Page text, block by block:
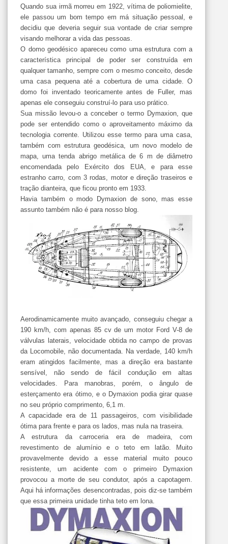
Quando sua irmã morreu em 1922, vítima de poliomielite,
ele passou um bom tempo em má situação pessoal, e
decidiu que deveria seguir sua vontade de criar sempre
visando melhorar a vida das pessoas.
O domo geodésico apareceu como uma estrutura com a
característica principal de poder ser construída em
qualquer tamanho, sempre com o mesmo conceito, desde
uma casa pequena até a cobertura de uma cidade. O
domo foi inventado teoricamente antes de Fuller, mas
apenas ele conseguiu construí-lo para uso prático.
Sua missão levou-o a conceber o termo Dymaxion, que
pode ser entendido como o aproveitamento máximo da
tecnologia corrente. Utilizou esse termo para uma casa,
também com estrutura geodésica, um novo modelo de
mapa, uma tenda abrigo metálica de 6 m de diâmetro
encomendada pelo Exército dos EUA, e para esse
estranho carro, com 3 rodas, motor e direção traseiros e
tração dianteira, que ficou pronto em 1933.
Havia também o modo Dymaxion de sono, mas esse
assunto também não é para nosso blog.
Aerodinamicamente muito avançado, conseguiu chegar a
190 km/h, com apenas 85 cv de um motor Ford V-8 de
válvulas laterais, velocidade obtida no campo de provas
da Locomobile, não documentada. Na verdade, 140 km/h
eram atingidos facilmente, mas a direção era bastante
sensível, não sendo de fácil condução em altas
velocidades. Para manobras, porém, o ângulo de
esterçamento era ótimo, e o Dymaxion podia girar quase
no seu próprio comprimento, 6,1 m.
A capacidade era de 11 passageiros, com visibilidade
ótima para frente e para os lados, mas nula na traseira.
A estrutura da carroceria era de madeira, com
revestimento de alumínio e o teto em latão. Muito
provavelmente devido a esse material muito pouco
resistente, um acidente com o primeiro Dymaxion
provocou a morte de seu condutor, após a capotagem.
Aqui há informações desencontradas, pois diz-se também
que essa primeira unidade tinha teto em lona.